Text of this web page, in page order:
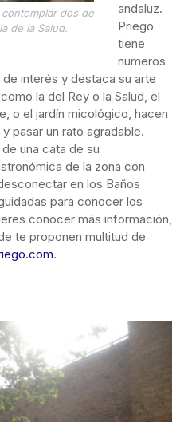
dos de
de la Salud.
andaluz.
Priego
tiene
numeros
interés y destaca su arte
la del Rey o la Salud, el
o el jardín micológico, hacen
pasar un rato agradable.
una cata de su
de la zona con
en los Baños
para conocer los
conocer más información,
te proponen multitud de
.